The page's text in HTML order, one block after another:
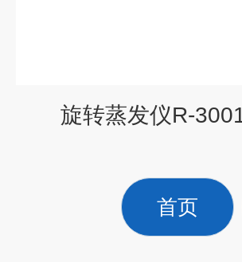
旋转蒸发仪R-
首页